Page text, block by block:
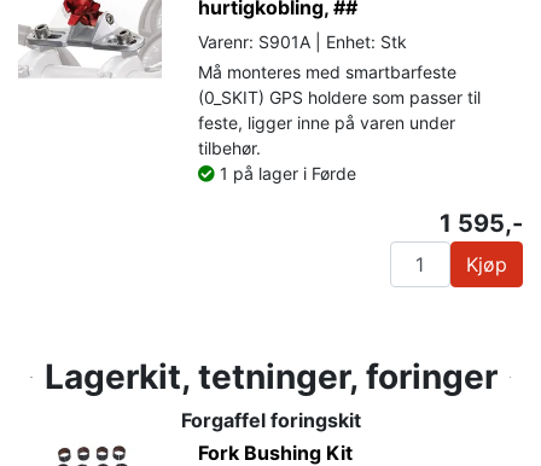
hurtigkobling, ##
Varenr: S901A | Enhet: Stk
Må monteres med smartbarfeste
(0_SKIT) GPS holdere som passer til
feste, ligger inne på varen under
tilbehør.
1 på lager i Førde
1 595,-
Kjøp
Lagerkit, tetninger, foringer
Forgaffel foringskit
Fork Bushing Kit